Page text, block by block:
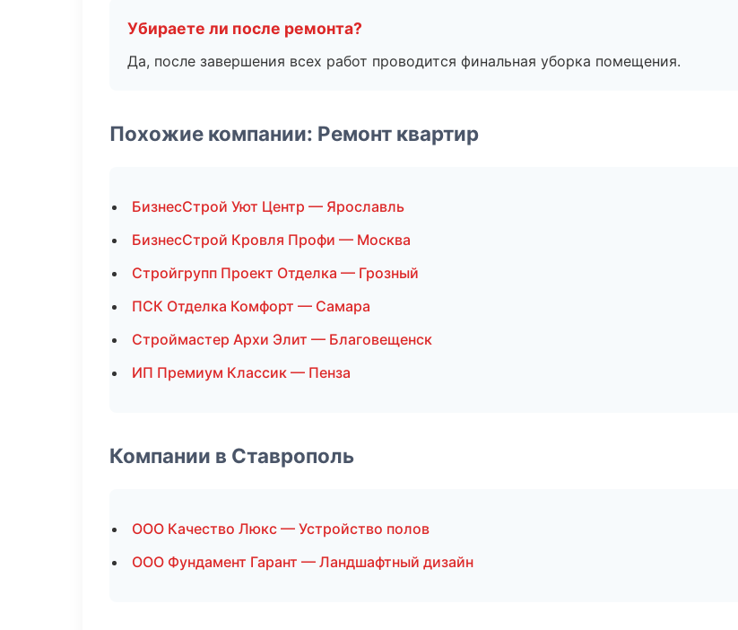
Убираете ли после ремонта?
Да, после завершения всех работ проводится финальная уборка помещения.
Похожие компании: Ремонт квартир
БизнесСтрой Уют Центр — Ярославль
БизнесСтрой Кровля Профи — Москва
Стройгрупп Проект Отделка — Грозный
ПСК Отделка Комфорт — Самара
Строймастер Архи Элит — Благовещенск
ИП Премиум Классик — Пенза
Компании в Ставрополь
ООО Качество Люкс — Устройство полов
ООО Фундамент Гарант — Ландшафтный дизайн